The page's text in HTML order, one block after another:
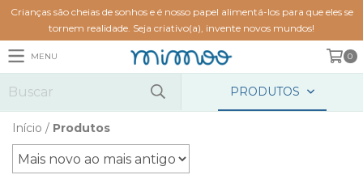
Crianças são cheias de sonhos e é nosso papel alimentá-los para que eles se
tornem realidade. Seja criativo(a), invente novos mundos!
MENU 0
PRODUTOS
Início / Produtos